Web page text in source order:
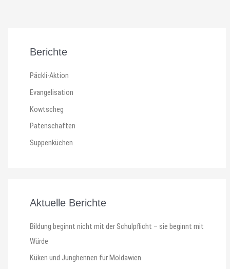
Berichte
Päckli-Aktion
Evangelisation
Kowtscheg
Patenschaften
Suppenküchen
Aktuelle Berichte
Bildung beginnt nicht mit der Schulpflicht – sie beginnt mit
Würde
Küken und Junghennen für Moldawien